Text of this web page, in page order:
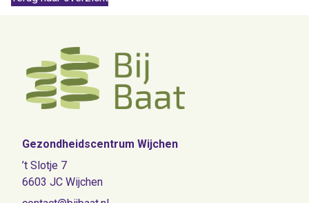
Gezondheidscentrum Wijchen
’t Slotje 7
6603 JC Wijchen